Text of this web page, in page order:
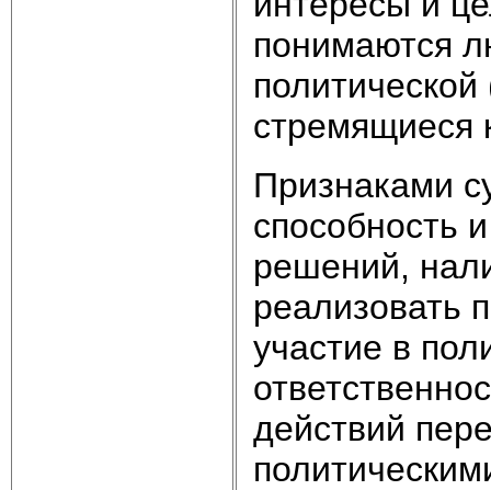
понимаются
стремящиеся
Признаками
способность
решений,
реализовать
участие в
действий